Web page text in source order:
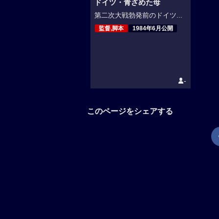
ドイツ・青ざめた母
第二次大戦勃発前のドイツ...
監督,脚本 1984年6月公開
-
このページをシェアする